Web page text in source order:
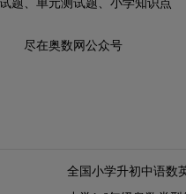
题、单元测试题、小学知识点
尽在奥数网公众号
全国小学升初中语数